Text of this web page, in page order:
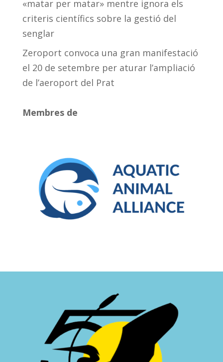
«matar per matar» mentre ignora els
criteris científics sobre la gestió del
senglar
Zeroport convoca una gran manifestació
el 20 de setembre per aturar l’ampliació
de l’aeroport del Prat
Membres de